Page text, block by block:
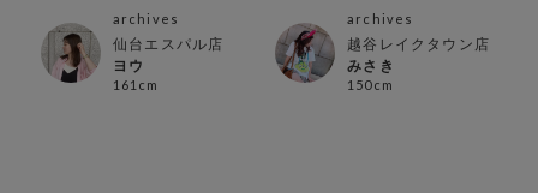
archives
仙台エスパル店
ヨウ
161cm
archives
越谷レイクタウン店
みさき
150cm